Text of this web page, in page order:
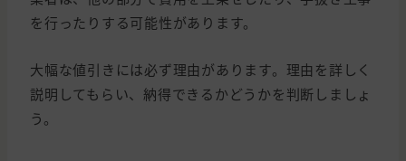
を行ったりする可能性があります。
大幅な値引きには必ず理由があります。理由を詳しく
説明してもらい、納得できるかどうかを判断しましょ
う。